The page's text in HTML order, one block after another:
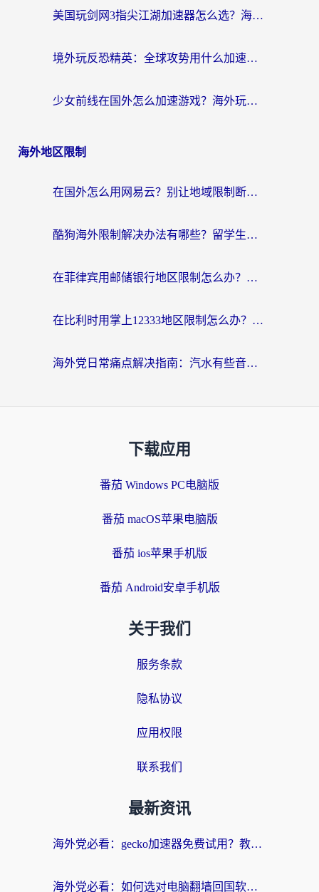
美国玩剑网3指尖江湖加速器怎么选？海外党亲测避坑指南
境外玩反恐精英：全球攻势用什么加速器？2026海外玩家亲测实用指南
少女前线在国外怎么加速游戏？海外玩家必看的国服游戏畅玩指南
海外地区限制
在国外怎么用网易云？别让地域限制断了你的中文歌单——附听书社交定位解决方案
酷狗海外限制解决办法有哪些？留学生亲测有效的回国加速指南
在菲律宾用邮储银行地区限制怎么办？海外华人必看的回国加速解决方案
在比利时用掌上12333地区限制怎么办？海外华人亲测有效的回国加速方案
海外党日常痛点解决指南：汽水有些音乐在国外无法播放怎么办？
下载应用
番茄 Windows PC电脑版
番茄 macOS苹果电脑版
番茄 ios苹果手机版
番茄 Android安卓手机版
关于我们
服务条款
隐私协议
应用权限
联系我们
最新资讯
海外党必看：gecko加速器免费试用？教你选对回国加速器，无缝刷国内剧玩游戏
海外党必看：如何选对电脑翻墙回国软件，轻松解锁国内资源？